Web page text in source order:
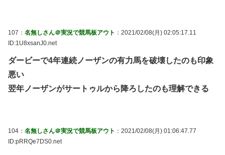
107： 名無しさん＠実況で競馬板アウト ：2021/02/08(月) 02:05:17.11
ID:1U8xsanJ0.net
ダービーで4年連続ノーザンの有力馬を破壊したのも印象
悪い
翌年ノーザンがサートゥルから降ろしたのも理解できる
104： 名無しさん＠実況で競馬板アウト ：2021/02/08(月) 01:06:47.77
ID:pRRQe7DS0.net